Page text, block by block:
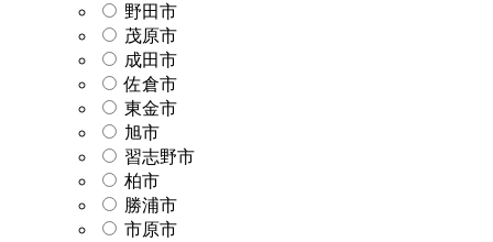
野田市
茂原市
成田市
佐倉市
東金市
旭市
習志野市
柏市
勝浦市
市原市